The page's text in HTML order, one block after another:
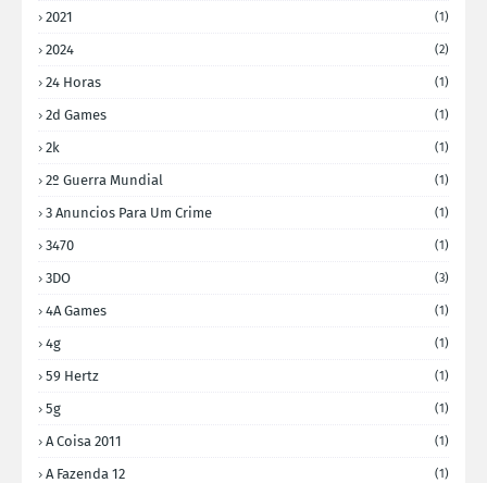
2021 (1)
2024 (2)
24 Horas (1)
2d Games (1)
2k (1)
2º Guerra Mundial (1)
3 Anuncios Para Um Crime (1)
3470 (1)
3DO (3)
4A Games (1)
4g (1)
59 Hertz (1)
5g (1)
A Coisa 2011 (1)
A Fazenda 12 (1)